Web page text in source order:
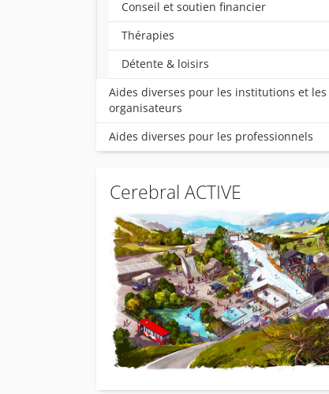
Conseil et soutien financier
Thérapies
Détente & loisirs
Aides diverses pour les institutions et les
organisateurs
Aides diverses pour les professionnels
Cerebral ACTIVE